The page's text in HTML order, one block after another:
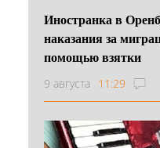
Иностранка в
наказания за
помощью взятки
9 августа 11:29